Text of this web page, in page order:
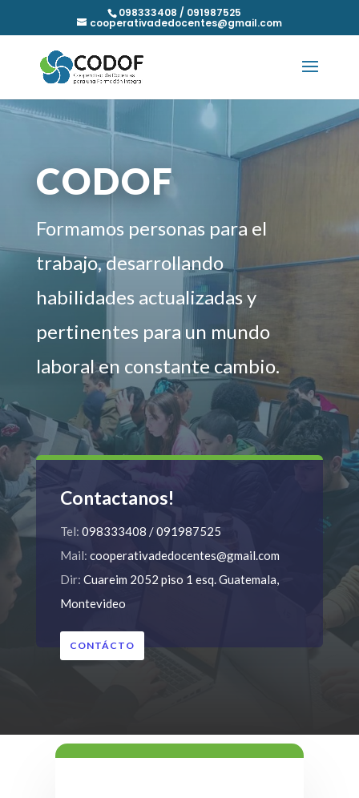
098333408 / 091987525
cooperativadedocentes@gmail.com
CODOF
Formamos personas para el
trabajo, desarrollando
habilidades actualizadas y
pertinentes para un mundo
laboral en constante cambio.
Contactanos!
Tel: 098333408 / 091987525
Mail: cooperativadedocentes@gmail.com
Dir: Cuareim 2052 piso 1 esq. Guatemala,
Montevideo
CONTÁCTO